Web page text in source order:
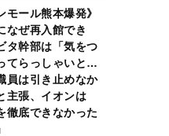
モール熊本爆発》
なぜ再入館でき
タ幹部は「気をつ
てらっしゃいと…
員は引き止めなか
主張、イオンは
徹底できなかった